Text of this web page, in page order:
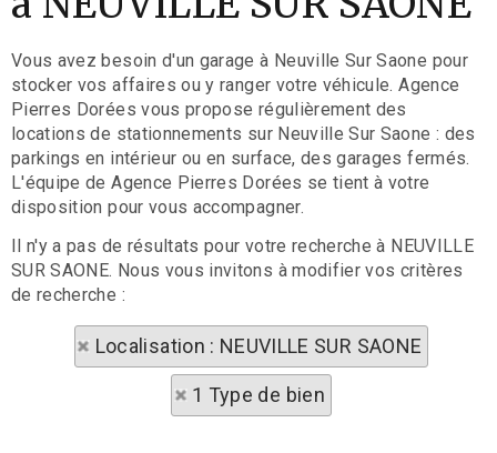
Vous avez besoin d'un garage à Neuville Sur Saone pour
stocker vos affaires ou y ranger votre véhicule. Agence
Pierres Dorées vous propose régulièrement des
locations de stationnements sur Neuville Sur Saone : des
parkings en intérieur ou en surface, des garages fermés.
L'équipe de Agence Pierres Dorées se tient à votre
disposition pour vous accompagner.
Il n'y a pas de résultats pour votre recherche à NEUVILLE
SUR SAONE. Nous vous invitons à modifier vos critères
de recherche :
Localisation : NEUVILLE SUR SAONE
1 Type de bien